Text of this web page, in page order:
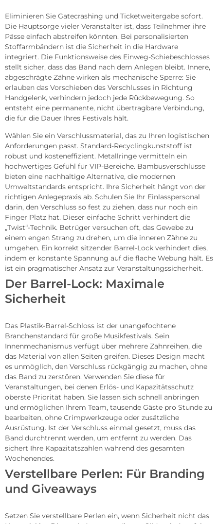
Eliminieren Sie Gatecrashing und Ticketweitergabe sofort.
Die Hauptsorge vieler Veranstalter ist, dass Teilnehmer ihre
Pässe einfach abstreifen könnten. Bei personalisierten
Stoffarmbändern ist die Sicherheit in die Hardware
integriert. Die Funktionsweise des Einweg-Schiebeschlosses
stellt sicher, dass das Band nach dem Anlegen bleibt. Innere,
abgeschrägte Zähne wirken als mechanische Sperre: Sie
erlauben das Vorschieben des Verschlusses in Richtung
Handgelenk, verhindern jedoch jede Rückbewegung. So
entsteht eine permanente, nicht übertragbare Verbindung,
die für die Dauer Ihres Festivals hält.
Wählen Sie ein Verschlussmaterial, das zu Ihren logistischen
Anforderungen passt. Standard-Recyclingkunststoff ist
robust und kosteneffizient. Metallringe vermitteln ein
hochwertiges Gefühl für VIP-Bereiche. Bambusverschlüsse
bieten eine nachhaltige Alternative, die modernen
Umweltstandards entspricht. Ihre Sicherheit hängt von der
richtigen Anlegepraxis ab. Schulen Sie Ihr Einlasspersonal
darin, den Verschluss so fest zu ziehen, dass nur noch ein
Finger Platz hat. Dieser einfache Schritt verhindert die
„Twist“-Technik. Betrüger versuchen oft, das Gewebe zu
einem engen Strang zu drehen, um die inneren Zähne zu
umgehen. Ein korrekt sitzender Barrel-Lock verhindert dies,
indem er konstante Spannung auf die flache Webung hält. Es
ist ein pragmatischer Ansatz zur Veranstaltungssicherheit.
Der Barrel-Lock: Maximale
Sicherheit
Das Plastik-Barrel-Schloss ist der unangefochtene
Branchenstandard für große Musikfestivals. Sein
Innenmechanismus verfügt über mehrere Zahnreihen, die
das Material von allen Seiten greifen. Dieses Design macht
es unmöglich, den Verschluss rückgängig zu machen, ohne
das Band zu zerstören. Verwenden Sie diese für
Veranstaltungen, bei denen Erlös- und Kapazitätsschutz
oberste Priorität haben. Sie lassen sich schnell anbringen
und ermöglichen Ihrem Team, tausende Gäste pro Stunde zu
bearbeiten, ohne Crimpwerkzeuge oder zusätzliche
Ausrüstung. Ist der Verschluss einmal gesetzt, muss das
Band durchtrennt werden, um entfernt zu werden. Das
sichert Ihre Kapazitätszahlen während des gesamten
Wochenendes.
Verstellbare Perlen: Für Branding
und Giveaways
Setzen Sie verstellbare Perlen ein, wenn Sicherheit nicht das